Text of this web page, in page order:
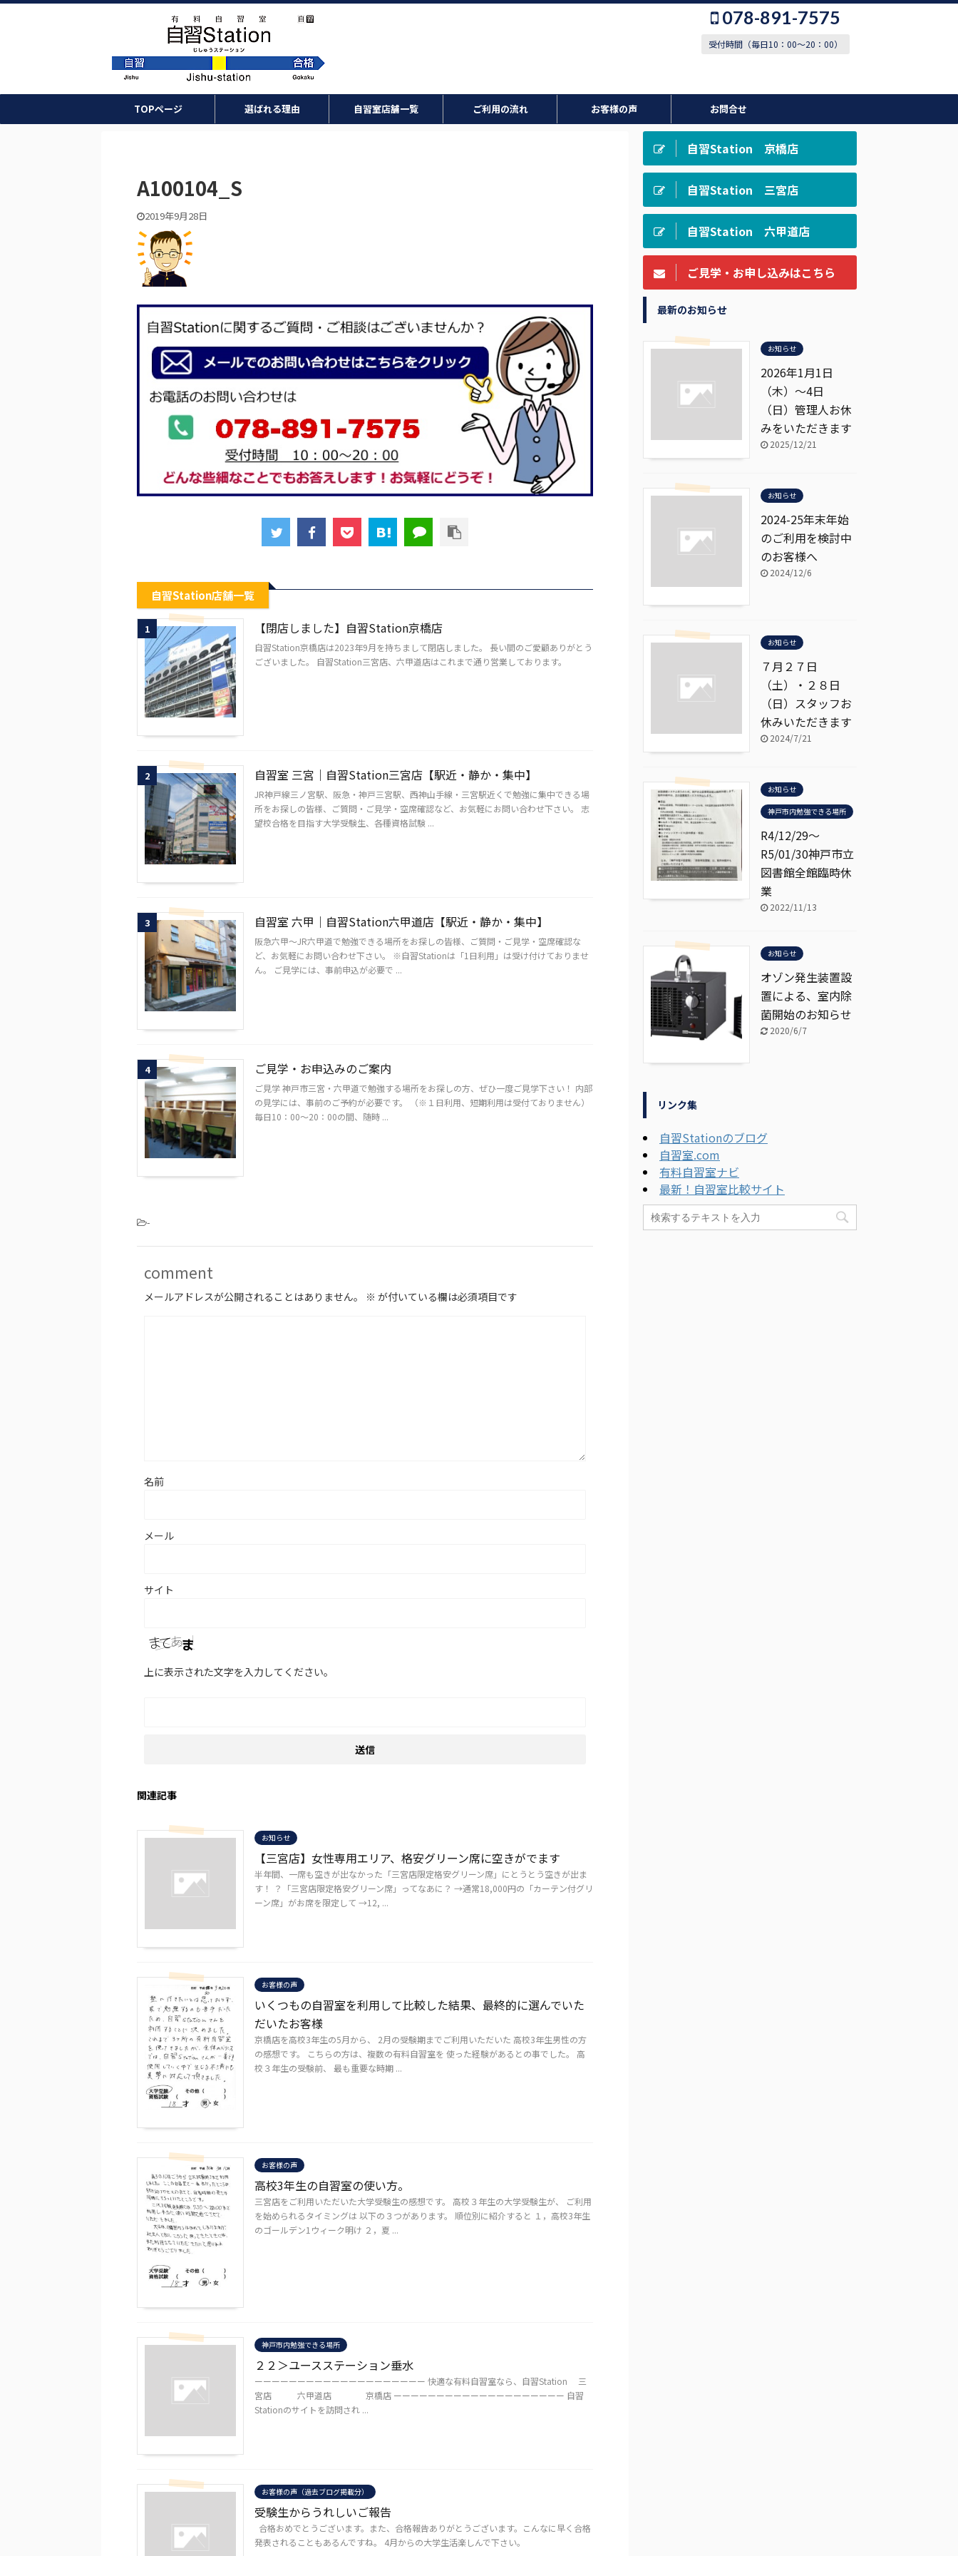
078-891-7575
受付時間（毎日10：00～20：00）
TOPページ 選ばれる理由 自習室店舗一覧 ご利用の流れ お客様の声 お問合せ
A100104_S
2019年9月28日
自習Station店舗一覧
1 【閉店しました】自習Station京橋店
自習Station京橋店は2023年9月を持ちまして閉店しました。 長い間のご愛顧ありがとう
ございました。 自習Station三宮店、六甲道店はこれまで通り営業しております。
2 自習室 三宮｜自習Station三宮店【駅近・静か・集中】
JR神戸線三ノ宮駅、阪急・神戸三宮駅、西神山手線・三宮駅近くで勉強に集中できる場
所をお探しの皆様、ご質問・ご見学・空席確認など、お気軽にお問い合わせ下さい。 志
望校合格を目指す大学受験生、各種資格試験 ...
3 自習室 六甲｜自習Station六甲道店【駅近・静か・集中】
阪急六甲～JR六甲道で勉強できる場所をお探しの皆様、ご質問・ご見学・空席確認な
ど、お気軽にお問い合わせ下さい。 ※自習Stationは「1日利用」は受け付けておりませ
ん。 ご見学には、事前申込が必要で ...
4 ご見学・お申込みのご案内
ご見学 神戸市三宮・六甲道で勉強する場所をお探しの方、ぜひ一度ご見学下さい！ 内部
の見学には、事前のご予約が必要です。 （※１日利用、短期利用は受付ておりません）
毎日10：00～20：00の間、随時 ...
-
comment
メールアドレスが公開されることはありません。 ※ が付いている欄は必須項目です
名前
メール
サイト
上に表示された文字を入力してください。
関連記事
お知らせ
【三宮店】女性専用エリア、格安グリーン席に空きがでます
半年間、一席も空きが出なかった「三宮店限定格安グリーン席」にとうとう空きが出ま
す！ ？「三宮店限定格安グリーン席」ってなあに？ →通常18,000円の「カーテン付グリ
ーン席」がお席を限定して →12, ...
お客様の声
いくつもの自習室を利用して比較した結果、最終的に選んでいた
だいたお客様
京橋店を高校3年生の5月から、 2月の受験期までご利用いただいた 高校3年生男性の方
の感想です。 こちらの方は、複数の有料自習室を 使った経験があるとの事でした。 高
校３年生の受験前、 最も重要な時期 ...
お客様の声
高校3年生の自習室の使い方。
三宮店をご利用いただいた大学受験生の感想です。 高校３年生の大学受験生が、 ご利用
を始められるタイミングは 以下の３つがあります。 順位別に紹介すると １，高校3年生
のゴールデン1ウィーク明け ２，夏 ...
神戸市内勉強できる場所
２２＞ユースステーション垂水
ーーーーーーーーーーーーーーーーーーーー 快適な有料自習室なら、自習Station 三
宮店 六甲道店 京橋店 ーーーーーーーーーーーーーーーーーーーー 自習
Stationのサイトを訪問され ...
お客様の声（過去ブログ掲載分）
受験生からうれしいご報告
合格おめでとうございます。また、合格報告ありがとうございます。こんなに早く合格
発表されることもあるんですね。 4月からの大学生活楽しんで下さい。
自習Station 京橋店
自習Station 三宮店
自習Station 六甲道店
ご見学・お申し込みはこちら
最新のお知らせ
お知らせ
2026年1月1日
（木）～4日
（日）管理人お休
みをいただきます
2025/12/21
お知らせ
2024-25年末年始
のご利用を検討中
のお客様へ
2024/12/6
お知らせ
７月２７日
（土）・２８日
（日）スタッフお
休みいただきます
2024/7/21
お知らせ
神戸市内勉強できる場所
R4/12/29～
R5/01/30神戸市立
図書館全館臨時休
業
2022/11/13
お知らせ
オゾン発生装置設
置による、室内除
菌開始のお知らせ
2020/6/7
リンク集
自習Stationのブログ
自習室.com
有料自習室ナビ
最新！自習室比較サイト